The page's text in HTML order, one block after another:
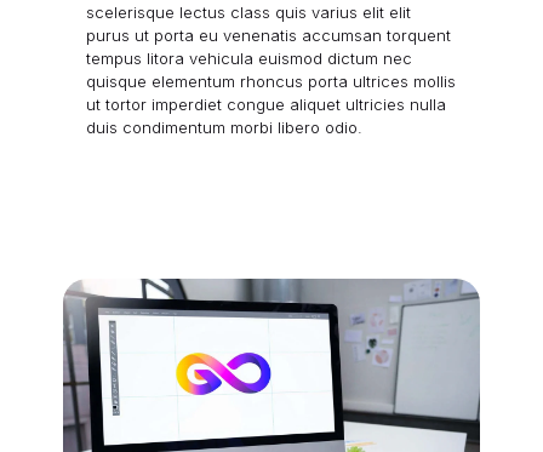
scelerisque lectus class quis varius elit elit
purus ut porta eu venenatis accumsan torquent
tempus litora vehicula euismod dictum nec
quisque elementum rhoncus porta ultrices mollis
ut tortor imperdiet congue aliquet ultricies nulla
duis condimentum morbi libero odio.